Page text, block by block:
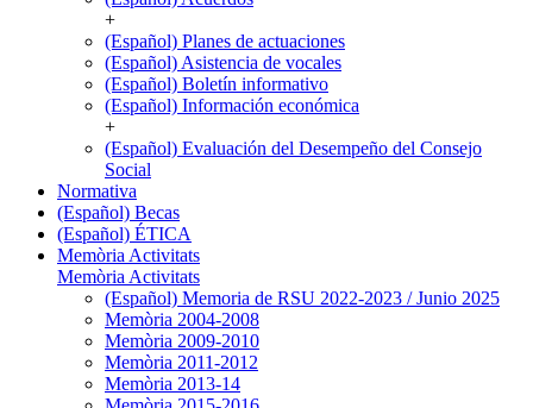
+
(Español) Planes de actuaciones
(Español) Asistencia de vocales
(Español) Boletín informativo
(Español) Información económica
+
(Español) Evaluación del Desempeño del Consejo
Social
Normativa
(Español) Becas
(Español) ÉTICA
Memòria Activitats
Memòria Activitats
(Español) Memoria de RSU 2022-2023 / Junio 2025
Memòria 2004-2008
Memòria 2009-2010
Memòria 2011-2012
Memòria 2013-14